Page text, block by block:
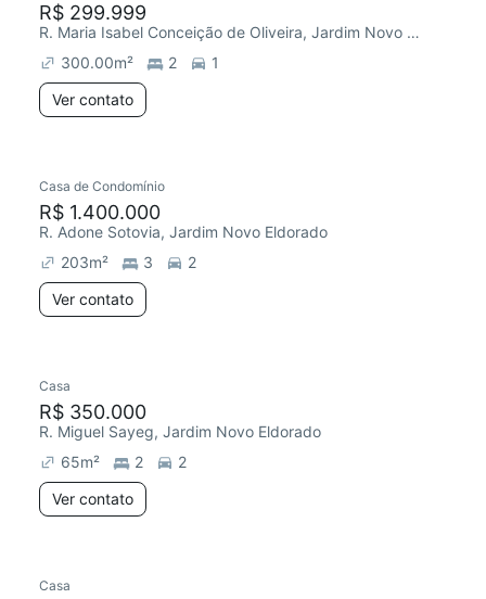
R$ 299.999
R. Maria Isabel Conceição de Oliveira, Jardim Novo Eldorado
300.00m² 2
1
Ver contato
Casa de Condomínio
R$ 1.400.000
R. Adone Sotovia, Jardim Novo Eldorado
203m² 3
2
Ver contato
Casa
R$ 350.000
R. Miguel Sayeg, Jardim Novo Eldorado
65m² 2
2
Ver contato
Casa